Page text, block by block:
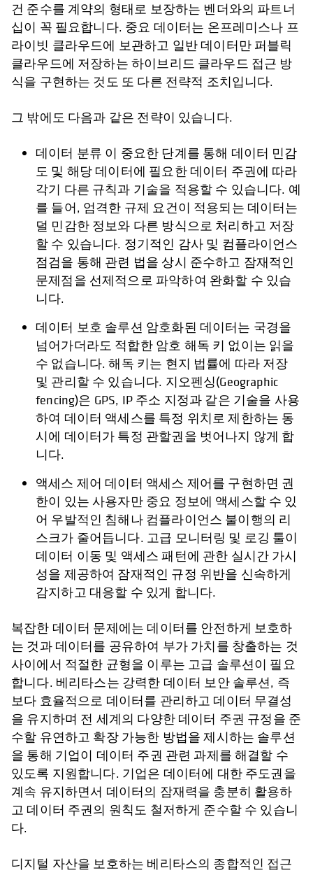
건 준수를 계약의 형태로 보장하는 벤더와의 파트너
십이 꼭 필요합니다. 중요 데이터는 온프레미스나 프
라이빗 클라우드에 보관하고 일반 데이터만 퍼블릭
클라우드에 저장하는 하이브리드 클라우드 접근 방
식을 구현하는 것도 또 다른 전략적 조치입니다.
그 밖에도 다음과 같은 전략이 있습니다.
데이터 분류 이 중요한 단계를 통해 데이터 민감
도 및 해당 데이터에 필요한 데이터 주권에 따라
각기 다른 규칙과 기술을 적용할 수 있습니다. 예
를 들어, 엄격한 규제 요건이 적용되는 데이터는
덜 민감한 정보와 다른 방식으로 처리하고 저장
할 수 있습니다. 정기적인 감사 및 컴플라이언스
점검을 통해 관련 법을 상시 준수하고 잠재적인
문제점을 선제적으로 파악하여 완화할 수 있습
니다.
데이터 보호 솔루션 암호화된 데이터는 국경을
넘어가더라도 적합한 암호 해독 키 없이는 읽을
수 없습니다. 해독 키는 현지 법률에 따라 저장
및 관리할 수 있습니다. 지오펜싱(Geographic
fencing)은 GPS, IP 주소 지정과 같은 기술을 사용
하여 데이터 액세스를 특정 위치로 제한하는 동
시에 데이터가 특정 관할권을 벗어나지 않게 합
니다.
액세스 제어 데이터 액세스 제어를 구현하면 권
한이 있는 사용자만 중요 정보에 액세스할 수 있
어 우발적인 침해나 컴플라이언스 불이행의 리
스크가 줄어듭니다. 고급 모니터링 및 로깅 툴이
데이터 이동 및 액세스 패턴에 관한 실시간 가시
성을 제공하여 잠재적인 규정 위반을 신속하게
감지하고 대응할 수 있게 합니다.
복잡한 데이터 문제에는 데이터를 안전하게 보호하
는 것과 데이터를 공유하여 부가 가치를 창출하는 것
사이에서 적절한 균형을 이루는 고급 솔루션이 필요
합니다. 베리타스는 강력한 데이터 보안 솔루션, 즉
보다 효율적으로 데이터를 관리하고 데이터 무결성
을 유지하며 전 세계의 다양한 데이터 주권 규정을 준
수할 유연하고 확장 가능한 방법을 제시하는 솔루션
을 통해 기업이 데이터 주권 관련 과제를 해결할 수
있도록 지원합니다. 기업은 데이터에 대한 주도권을
계속 유지하면서 데이터의 잠재력을 충분히 활용하
고 데이터 주권의 원칙도 철저하게 준수할 수 있습니
다.
디지털 자산을 보호하는 베리타스의 종합적인 접근